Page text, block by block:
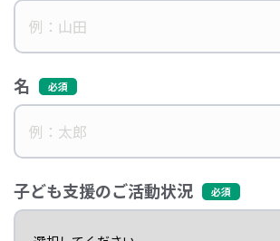
名
子ども支援のご活動状況